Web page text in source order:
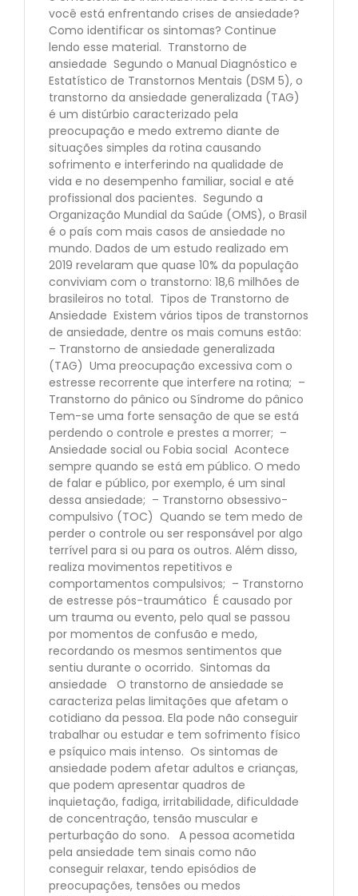
você está enfrentando crises de ansiedade?
Como identificar os sintomas? Continue
lendo esse material. Transtorno de
ansiedade Segundo o Manual Diagnóstico e
Estatístico de Transtornos Mentais (DSM 5), o
transtorno da ansiedade generalizada (TAG)
é um distúrbio caracterizado pela
preocupação e medo extremo diante de
situações simples da rotina causando
sofrimento e interferindo na qualidade de
vida e no desempenho familiar, social e até
profissional dos pacientes. Segundo a
Organização Mundial da Saúde (OMS), o Brasil
é o país com mais casos de ansiedade no
mundo. Dados de um estudo realizado em
2019 revelaram que quase 10% da população
conviviam com o transtorno: 18,6 milhões de
brasileiros no total. Tipos de Transtorno de
Ansiedade Existem vários tipos de transtornos
de ansiedade, dentre os mais comuns estão:
– Transtorno de ansiedade generalizada
(TAG) Uma preocupação excessiva com o
estresse recorrente que interfere na rotina; –
Transtorno do pânico ou Síndrome do pânico
Tem-se uma forte sensação de que se está
perdendo o controle e prestes a morrer; –
Ansiedade social ou Fobia social Acontece
sempre quando se está em público. O medo
de falar e público, por exemplo, é um sinal
dessa ansiedade; – Transtorno obsessivo-
compulsivo (TOC) Quando se tem medo de
perder o controle ou ser responsável por algo
terrível para si ou para os outros. Além disso,
realiza movimentos repetitivos e
comportamentos compulsivos; – Transtorno
de estresse pós-traumático É causado por
um trauma ou evento, pelo qual se passou
por momentos de confusão e medo,
recordando os mesmos sentimentos que
sentiu durante o ocorrido. Sintomas da
ansiedade O transtorno de ansiedade se
caracteriza pelas limitações que afetam o
cotidiano da pessoa. Ela pode não conseguir
trabalhar ou estudar e tem sofrimento físico
e psíquico mais intenso. Os sintomas de
ansiedade podem afetar adultos e crianças,
que podem apresentar quadros de
inquietação, fadiga, irritabilidade, dificuldade
de concentração, tensão muscular e
perturbação do sono. A pessoa acometida
pela ansiedade tem sinais como não
conseguir relaxar, tendo episódios de
preocupações, tensões ou medos